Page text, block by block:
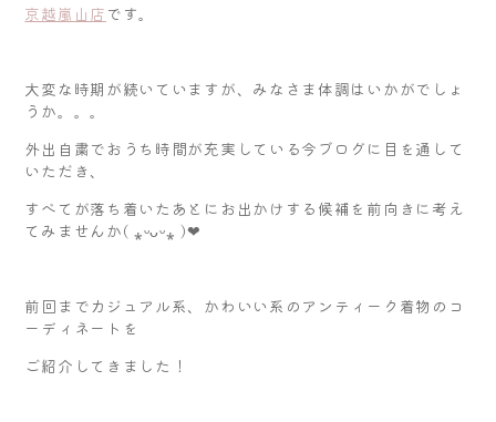
京越嵐山店 です。
大変な時期が続いていますが、みなさま体調はいかがでしょ
うか。。。
外出自粛でおうち時間が充実している今ブログに目を通して
いただき、
すべてが落ち着いたあとにお出かけする候補を前向きに考え
てみませんか( ⁎ᵕᴗᵕ⁎ )❤︎
前回までカジュアル系、かわいい系のアンティーク着物のコ
ーディネートを
ご紹介してきました！